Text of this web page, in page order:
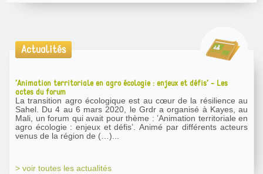
Actualités
’Animation territoriale en agro écologie : enjeux et défis’ - Les
actes du forum
La transition agro écologique est au cœur de la résilience au
Sahel. Du 4 au 6 mars 2020, le Grdr a organisé à Kayes, au
Mali, un forum qui avait pour thème : ’Animation territoriale en
agro écologie : enjeux et défis’. Animé par différents acteurs
venus de la région de (…)...
> voir toutes les actualités